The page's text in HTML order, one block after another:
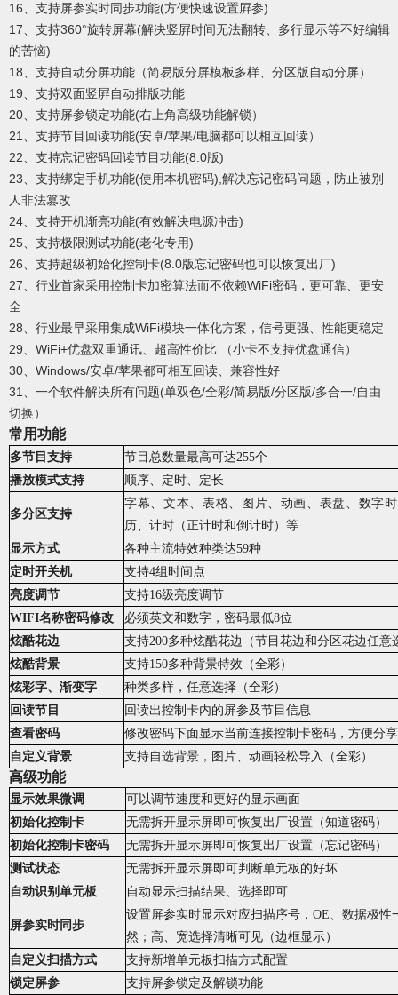
16、支持屏参实时同步功能(方便快速设置屛参)
17、支持360°旋转屏幕(解决竖屛时间无法翻转、多行显示等不好编辑
的苦恼)
18、支持自动分屏功能（简易版分屏模板多样、分区版自动分屏）
19、支持双面竖屛自动排版功能
20、支持屏参锁定功能(右上角高级功能解锁）
21、支持节目回读功能(安卓/苹果/电脑都可以相互回读）
22、支持忘记密码回读节目功能(8.0版)
23、支持绑定手机功能(使用本机密码),解决忘记密码问题，防止被别
人非法篡改
24、支持开机渐亮功能(有效解决电源冲击)
25、支持极限测试功能(老化专用)
26、支持超级初始化控制卡(8.0版忘记密码也可以恢复出厂)
27、行业首家采用控制卡加密算法而不依赖WiFi密码，更可靠、更安
全
28、行业最早采用集成WiFi模块一体化方案，信号更强、性能更稳定
29、WiFi+优盘双重通讯、超高性价比 （小卡不支持优盘通信）
30、Windows/安卓/苹果都可相互回读、兼容性好
31、一个软件解决所有问题(单双色/全彩/简易版/分区版/多合一/自由
切换）
常用功能
多节目支持
节目总数量最高可达255个
播放模式支持
顺序、定时、定长
多分区支持
字幕、文本、表格、图片、动画、表盘、数字
历、计时 （ 正计时和倒计时） 等
显示方式
各种主流特效种类达59种
定时开关机
支持4组时间点
亮度调节
支持16级亮度调节
WIFI名称密码修改
必须英文和数字，密码最低8位
炫酷花边
支持200多种炫酷花边 （节目花边和分区花边任意
炫酷背景
支持150多种背景特效（全彩）
炫彩字、渐变字
种类多样，任意选择（全彩）
回读节目
回读出控制卡内的屏参及节目信息
查看密码
修改密码下面显示当前连接控制卡密码，方便分享
自定义背景
支持自选背景，图片、动画轻松导入（全彩）
高级功能
显示效果微调
可以调节速度和更好的显示画面
初始化控制卡
无需拆开显示屏即可恢复出厂设置（知道密码）
初始化控制卡密码
无需拆开显示屏即可恢复出厂设置（忘记密码）
测试状态
无需拆开显示屏即可判断单元板的好坏
自动识别单元板
自动显示扫描结果、选择即可
屏参实时同步
设置屏参实时显示对应扫描序号，OE、数据极性
然 ； 高、宽选择清晰可见（边框显示）
自定义扫描方式
支持新增单元板扫描方式配置
锁定屏参
支持屏参锁定及解锁功能